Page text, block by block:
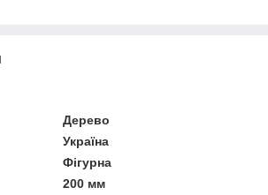
Дерево
Україна
Фігурна
200 мм